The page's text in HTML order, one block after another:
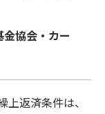
協会・カー
返済条件は、